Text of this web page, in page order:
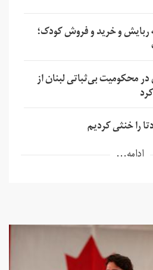
و خرید و فروش کودک؛
در محکومیت بی‌ثباتی لبنان از
را خنثی کردیم
ادامه...